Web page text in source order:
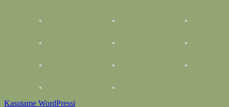
Kasutame WordPressi